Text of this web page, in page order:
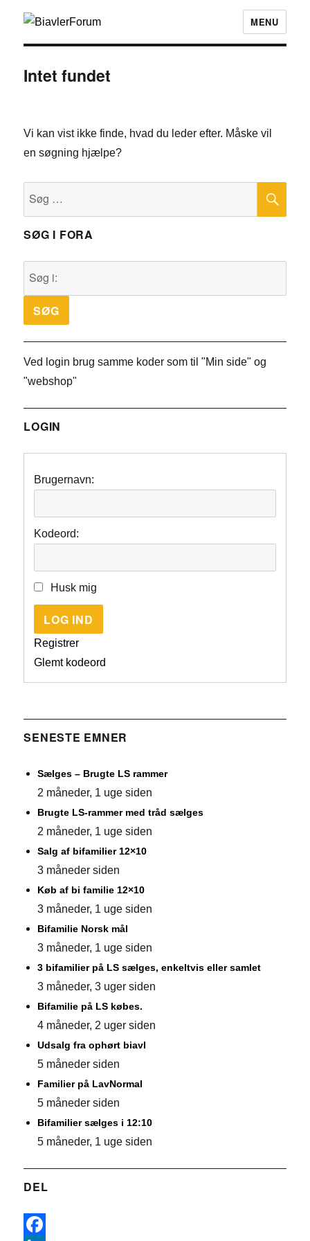
MENU
Intet fundet
Vi kan vist ikke finde, hvad du leder efter. Måske vil
en søgning hjælpe?
SØG I FORA
Ved login brug samme koder som til "Min side" og
"webshop"
LOGIN
Brugernavn:
Kodeord:
Husk mig
LOG IND
Registrer
Glemt kodeord
SENESTE EMNER
Sælges – Brugte LS rammer
2 måneder, 1 uge siden
Brugte LS-rammer med tråd sælges
2 måneder, 1 uge siden
Salg af bifamilier 12×10
3 måneder siden
Køb af bi familie 12×10
3 måneder, 1 uge siden
Bifamilie Norsk mål
3 måneder, 1 uge siden
3 bifamilier på LS sælges, enkeltvis eller samlet
3 måneder, 3 uger siden
Bifamilie på LS købes.
4 måneder, 2 uger siden
Udsalg fra ophørt biavl
5 måneder siden
Familier på LavNormal
5 måneder siden
Bifamilier sælges i 12:10
5 måneder, 1 uge siden
DEL